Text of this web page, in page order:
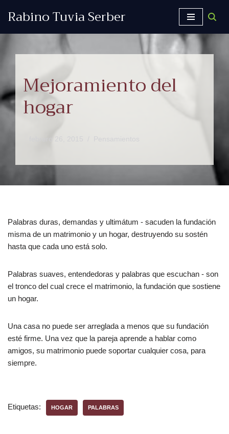
Rabino Tuvia Serber
Mejoramiento del
hogar
Palabras duras, demandas y ultimátum - sacuden la fundación
misma de un matrimonio y un hogar, destruyendo su sostén
hasta que cada uno está solo.
Palabras suaves, entendedoras y palabras que escuchan - son
el tronco del cual crece el matrimonio, la fundación que sostiene
un hogar.
Una casa no puede ser arreglada a menos que su fundación
esté firme. Una vez que la pareja aprende a hablar como
amigos, su matrimonio puede soportar cualquier cosa, para
siempre.
Etiquetas: HOGAR PALABRAS